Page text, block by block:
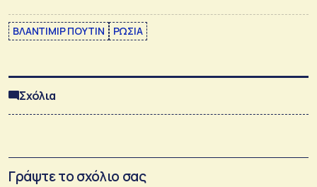
ΒΛΑΝΤΙΜΙΡ ΠΟΥΤΙΝ ΡΩΣΙΑ
Σχόλια
Γράψτε το σχόλιο σας